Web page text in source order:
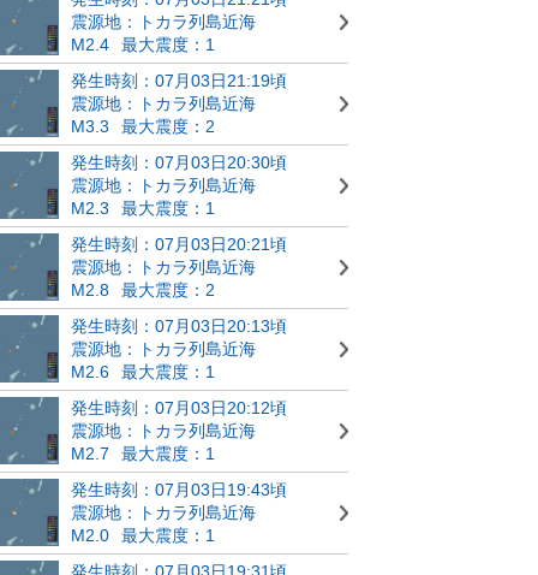
震源地：トカラ列島近海
M2.4
最大震度：1
発生時刻：07月03日21:19頃
震源地：トカラ列島近海
M3.3
最大震度：2
発生時刻：07月03日20:30頃
震源地：トカラ列島近海
M2.3
最大震度：1
発生時刻：07月03日20:21頃
震源地：トカラ列島近海
M2.8
最大震度：2
発生時刻：07月03日20:13頃
震源地：トカラ列島近海
M2.6
最大震度：1
発生時刻：07月03日20:12頃
震源地：トカラ列島近海
M2.7
最大震度：1
発生時刻：07月03日19:43頃
震源地：トカラ列島近海
M2.0
最大震度：1
発生時刻：07月03日19:31頃